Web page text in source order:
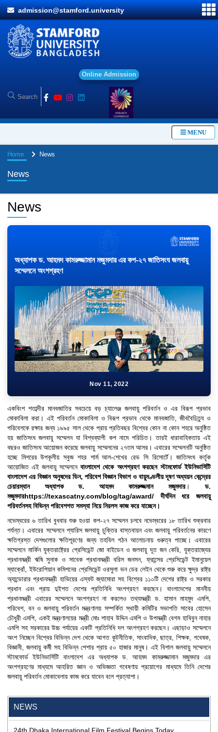
admission@stamford.university
Onl ine Ad mission
MENU
Home News
News
NEWS
"Professional Orientation" course of Batch 72 in the BBA
Program
Jan 26, 2024
Aug 20, 2023
24th Dhaka International Film Festival Begins Today,
Screenings Held at Stamford University Bangladesh
News
অধ্যাপক ড. আহমদ কামরুজ্জামান মজুমদার এর কপ-২৭ জাতিসংঘ জলবায়ু
সম্মেলনে অংশগ্রহণ
Nov 11, 2022
একবিংশ শতাব্দীর মানবজাতির সবচেয়ে বড় চ্যালেঞ্জ জলবায়ু পরিবর্তন ও এর বিরূপ প্রভাব
মোকাবিলা করা। এই পরিবর্তন মোকাবিলা ও বিরূপ প্রভাব থেকে মানবজাতি, জীববৈচিত্র্য ও
পরিবেশকে রক্ষার জন্য ১৯৯৫ সাল থেকে প্রায় প্রতিবছর বিশ্বের কোন না কোন শহরে অনুষ্ঠিত
হয় জাতিসংঘ জলবায়ু সম্মেলন যা বিশ্বব্যাপী কপ নামে পরিচিত। তারই ধারাবাহিকতায় এই
বছরও জাতিসংঘ আয়োজন করেছে জলবায়ু সম্মেলনের ২৭তম আসর। এবারের সম্মেলনটি অনুষ্ঠিত
হচ্ছে মিশরের উপকূলীয় সবুজ শহর শার্ম আল-শেখের রেড সি রিসোর্টে। জাতিসংঘ কর্তৃক
আয়োজিত এই জলবায়ু সম্মেলনে বাংলাদেশ থেকে অংশগ্রহণ করছেন স্টামফোর্ড ইউনিভার্সিটি
বাংলাদেশ এর বিজ্ঞান অনুষদের ডিন, পরিবেশ বিজ্ঞান বিভাগ ও বায়ুমণ্ডলীয় দূষণ অধ্যয়ন কেন্দ্রের
চেয়ারম্যান অধ্যাপক ড. আহমদ কামরুজ্জমান মজুমদার। ড.
মজুমদারhttps://texascatny.com/blog/tag/award/ দীর্ঘদিন ধরে জলবায়ু
পরিবর্তনসহ বিভিন্ন পরিবেশগত সমস্যা নিয়ে নিরলস কাজ করে যাচ্ছেন।
নভেম্বরের ৬ তারিখ বুধবার শুরু হওয়া কপ-২৭ সম্মেলন চলবে নভেম্বরের ১৮ তারিখ শুক্রবার
পর্যন্ত। এবারের সম্মেলনে প্যারিস জলবায়ু চুক্তির বাস্তবায়ন এবং জলবায়ু পরিবর্তনের কারণে
ক্ষতিগ্রস্ত দেশগুলোর ক্ষতিপূরণের জন্য তহবিল গঠন আলোচনায় গুরুত্ব পাচ্ছে। এবারের
সম্মেলনে মার্কিন যুক্তরাষ্ট্রের প্রেসিডেন্ট জো বাইডেন ও জলবায়ু দূত জন কেরি, যুক্তরাজ্যের
প্রধানমন্ত্রী ঋষি সুনাক ও সাবেক প্রধানমন্ত্রী বরিস জনসন, ফ্রান্সের প্রেসিডেন্ট ইমানুয়েল
ম্যাক্রোঁ, ইউরোপিয়ান কমিশনের প্রেসিডেন্ট ওরসুলা ভন ডের লেইন থেকে শুরু করে ক্ষুদ্র রাষ্ট্র
অ্যান্ডোরার প্রধানমন্ত্রী হাভিয়ের এস্ফট জ্যামোরা সহ বিশ্বের ১১০টি দেশের রাষ্ট্র ও সরকার
প্রধান এবং প্রায় দুইশত দেশের প্রতিনিধি অংশগ্রহণ করছেন। বাংলাদেশের মাননীয়
প্রধানমন্ত্রী এবারের সম্মেলনে অংশগ্রহণ না করলেও তথ্যমন্ত্রী ড. হাসান মাহমুদ এমপি,
পরিবেশ, বন ও জলবায়ু পরিবর্তন মন্ত্রণালয় সম্পর্কিত স্থায়ী কমিটির সভাপতি সাবের হোসেন
চৌধুরী এমপি, একই মন্ত্রণালয়ের মন্ত্রী মোঃ শাহাব উদ্দিন এমপি ও উপমন্ত্রী বেগম হাবিবুন নাহার
এমপি সহ সরকারের উচ্চ পর্যায়ের একটি প্রতিনিধি দল অংশগ্রহণ করছেন। এছাড়াও সম্মেলনে
অংশ নিচ্ছেন বিশ্বের বিভিন্ন দেশ থেকে আগত কূটনীতিক, সাংবাদিক, ছাত্র, শিক্ষক, গবেষক,
বিজ্ঞানী, জলবায়ু কর্মী সহ বিভিন্ন পেশার প্রায় ৫০ হাজার মানুষ। এই বিশাল জলবায়ু সম্মেলনে
স্টামফোর্ড ইউনিভার্সিটি বাংলাদেশ এর অধ্যাপক ড. আহমদ কামরুজ্জামান মজুমদার এর
অংশগ্রহণের মাধ্যমে আহরিত জ্ঞান ও অভিজ্ঞতা গবেষণায় প্রয়োগের মাধ্যমে তিনি দেশের
জলবায়ু পরিবর্তন মোকাবেলায় কাজ করে যাবেন বলে প্রত্যাশা।